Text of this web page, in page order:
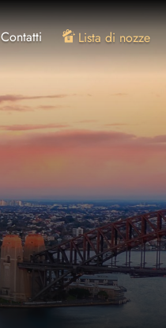
Contatti Lista di nozze